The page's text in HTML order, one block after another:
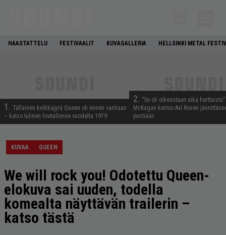
HAASTATTELU FESTIVAALIT KUVAGALLERIA HELLSINKI METAL
1. Tällainen keikkajyrä Queen oli ennen vanhaan
– katso tulinen livetallenne vuodelta 1979
2. ”Se oli oikeastaan aika
McKagan kertoo Axl Rosen
pestiään
KUVAA QUEEN
We will rock you! Odotettu Queen-
elokuva sai uuden, todella
komealta näyttävän trailerin –
katso tästä